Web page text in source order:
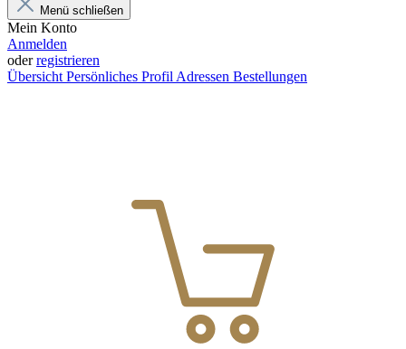
Menü schließen
Mein Konto
Anmelden
oderregistrieren
Übersicht Persönliches Profil Adressen Bestellungen